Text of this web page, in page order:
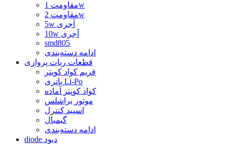
مقاومت 1w
مقاومت 2w
5w آجری
10w آجری
smd805
ادامه دسته‌بندی
قطعات ربات پروازی
فریم کواد کوپتر
باتری Li-Po
کواد کوپتر آماده
موتور براشلس
اسپید کنترل
گیمبال
ادامه دسته‌بندی
diode دیود